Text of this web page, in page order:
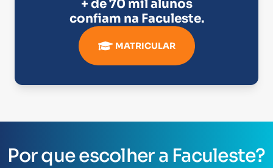
+ de 70 mil alunos
confiam na Faculeste.
MATRICULAR
Por que escolher a Faculeste?